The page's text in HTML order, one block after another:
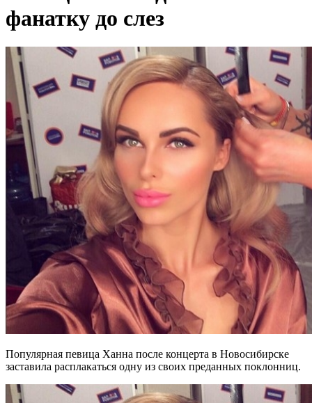
фанатку до слез
Популярная певица Ханна после концерта в Новосибирске
заставила расплакаться одну из своих преданных поклонниц.